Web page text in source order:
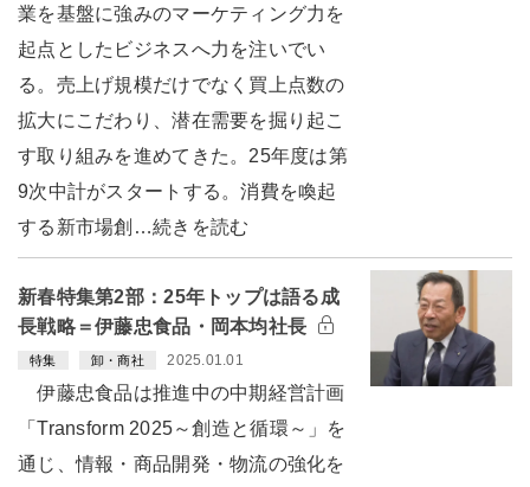
業を基盤に強みのマーケティング力を
起点としたビジネスへ力を注いでい
る。売上げ規模だけでなく買上点数の
拡大にこだわり、潜在需要を掘り起こ
す取り組みを進めてきた。25年度は第
9次中計がスタートする。消費を喚起
する新市場創…続きを読む
新春特集第2部：25年トップは語る成
長戦略＝伊藤忠食品・岡本均社長
特集 卸・商社 2025.01.01
伊藤忠食品は推進中の中期経営計画
「Transform 2025～創造と循環～」を
通じ、情報・商品開発・物流の強化を